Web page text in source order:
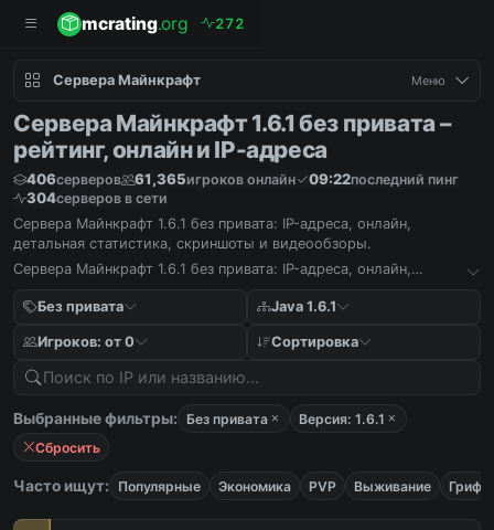
mcrating.org 272
Сервера Майнкрафт Меню
Сервера Майнкрафт 1.6.1 без привата –
рейтинг, онлайн и IP-адреса
406серверов 61,365игроков онлайн 09:22последний пинг
304серверов в сети
Сервера Майнкрафт 1.6.1 без привата: IP-адреса, онлайн,
детальная статистика, скриншоты и видеообзоры.
Сервера Майнкрафт 1.6.1 без привата: IP-адреса, онлайн,
Без привата
Java 1.6.1
Игроков: от 0 Сортировка
Выбранные фильтры: Без привата
Версия: 1.6.1
Сбросить
Часто ищут: Популярные Экономика PVP Выживание Гриф